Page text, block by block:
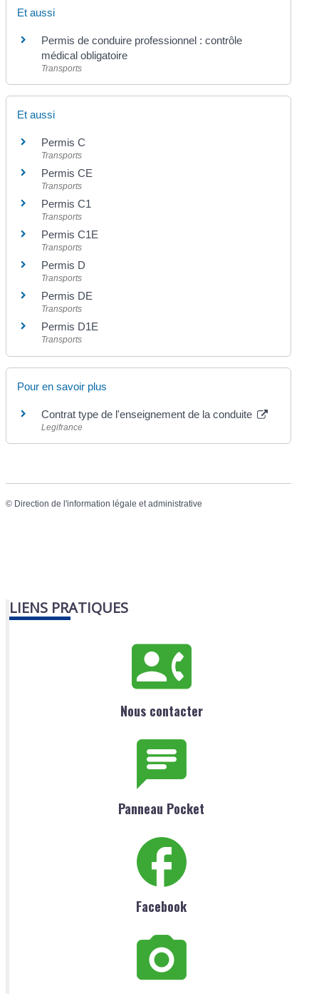
Et aussi
Permis de conduire professionnel : contrôle
médical obligatoire
Transports
Et aussi
Permis C
Transports
Permis CE
Transports
Permis C1
Transports
Permis C1E
Transports
Permis D
Transports
Permis DE
Transports
Permis D1E
Transports
Pour en savoir plus
Contrat type de l'enseignement de la conduite
Legifrance
© Direction de l'information légale et administrative
LIENS PRATIQUES
Nous contacter
Panneau Pocket
Facebook